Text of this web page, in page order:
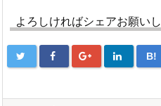
よろしければシェアお願い
B!